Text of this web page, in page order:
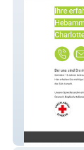
iBaby Berlin